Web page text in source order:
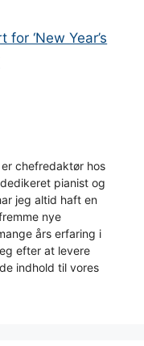
‘New Year’s
chefredaktør hos
pianist og
jeg altid haft en
nye
års erfaring i
efter at levere
indhold til vores